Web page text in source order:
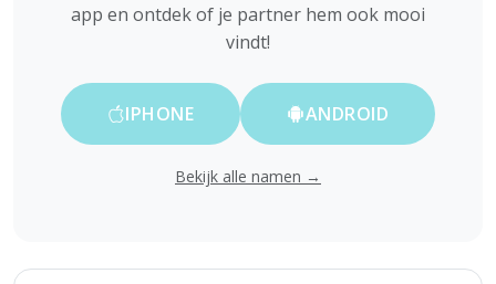
app en ontdek of je partner hem ook mooi
vindt!
IPHONE ANDROID
Bekijk alle namen →